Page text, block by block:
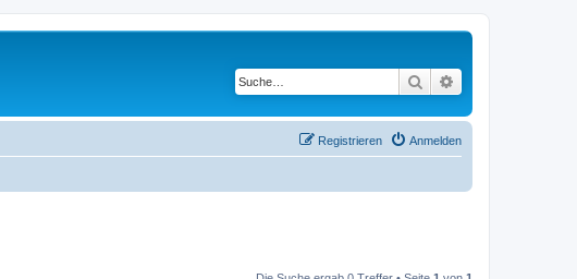
Suche
Anmelden
Registrieren